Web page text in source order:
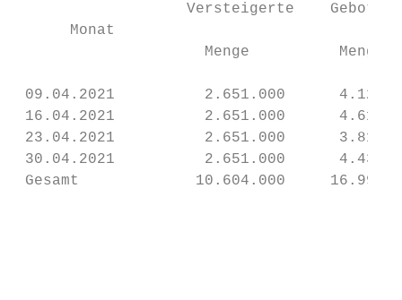
Versteigerte
Monat
Menge          Menge
09.04.2021          2.651.000
16.04.2021          2.651.000
23.04.2021          2.651.000
30.04.2021          2.651.000
Gesamt             10.604.000